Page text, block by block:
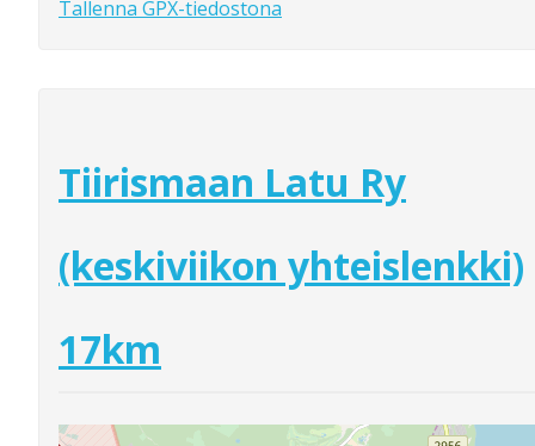
Tallenna GPX-tiedostona
Tiirismaan Latu Ry
(keskiviikon yhteislenkki)
17km